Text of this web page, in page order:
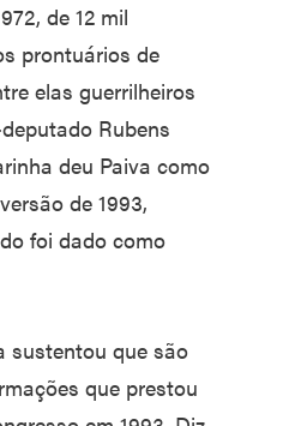
de 12 mil
prontuários de
elas guerrilheiros
Rubens
deu Paiva como
de 1993,
foi dado como
sustentou que são
que prestou